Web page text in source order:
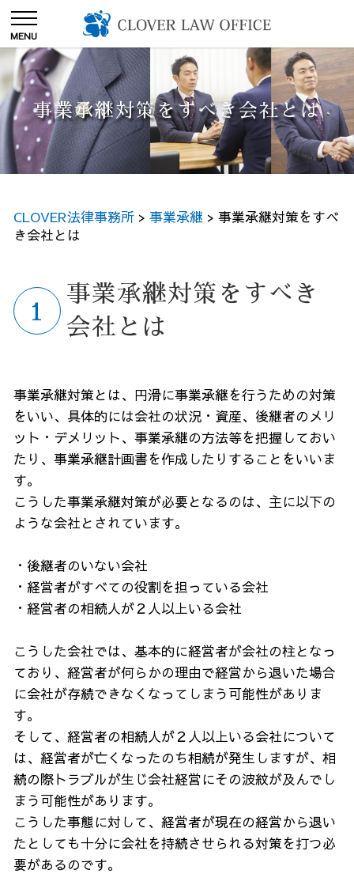
事業承継対策をすべき会社とは
CLOVER法律事務所 > 事業承継 > 事業承継対策をすべ
き会社とは
事業承継対策をすべき
会社とは
事業承継対策とは、円滑に事業承継を行うための対策
をいい、具体的には会社の状況・資産、後継者のメリ
ット・デメリット、事業承継の方法等を把握しておい
たり、事業承継計画書を作成したりすることをいいま
す。
こうした事業承継対策が必要となるのは、主に以下の
ような会社とされています。
・後継者のいない会社
・経営者がすべての役割を担っている会社
・経営者の相続人が２人以上いる会社
こうした会社では、基本的に経営者が会社の柱となっ
ており、経営者が何らかの理由で経営から退いた場合
に会社が存続できなくなってしまう可能性がありま
す。
そして、経営者の相続人が２人以上いる会社について
は、経営者が亡くなったのち相続が発生しますが、相
続の際トラブルが生じ会社経営にその波紋が及んでし
まう可能性があります。
こうした事態に対して、経営者が現在の経営から退い
たとしても十分に会社を持続させられる対策を打つ必
要があるのです。